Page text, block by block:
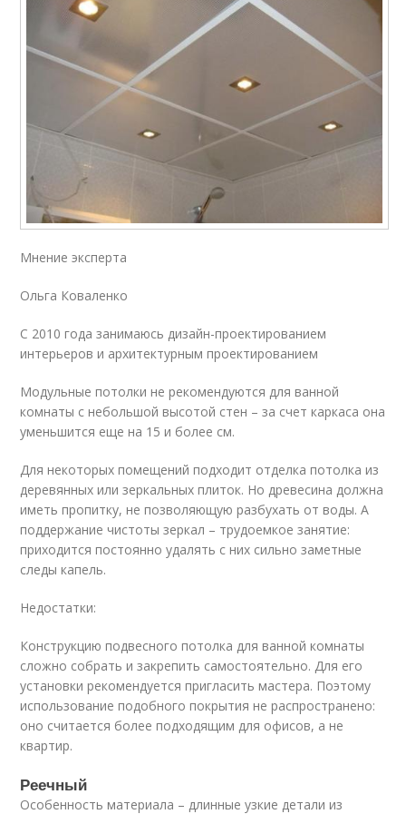
Мнение эксперта
Ольга Коваленко
С 2010 года занимаюсь дизайн-проектированием
интерьеров и архитектурным проектированием
Модульные потолки не рекомендуются для ванной
комнаты с небольшой высотой стен – за счет каркаса она
уменьшится еще на 15 и более см.
Для некоторых помещений подходит отделка потолка из
деревянных или зеркальных плиток. Но древесина должна
иметь пропитку, не позволяющую разбухать от воды. А
поддержание чистоты зеркал – трудоемкое занятие:
приходится постоянно удалять с них сильно заметные
следы капель.
Недостатки:
Конструкцию подвесного потолка для ванной комнаты
сложно собрать и закрепить самостоятельно. Для его
установки рекомендуется пригласить мастера. Поэтому
использование подобного покрытия не распространено:
оно считается более подходящим для офисов, а не
квартир.
Реечный
Особенность материала – длинные узкие детали из